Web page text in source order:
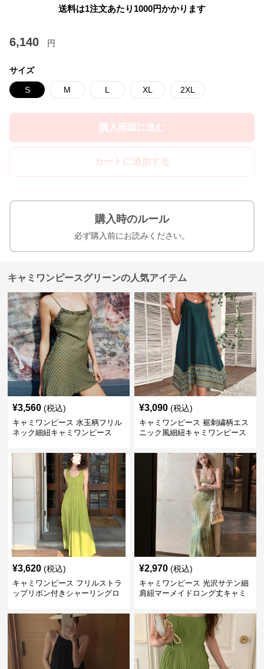
送料は1注文あたり 1000円かかります
6,140 円
サイズ
S M L XL 2XL
購入画面に進む
カートに追加する
購入時のルール
必ず購入前にお読みください。
キャミワンピースグリーンの人気アイテム
¥3,560 (税込)
キャミワンピース 水玉柄フリル
ネック細紐キャミワンピース
¥3,090 (税込)
キャミワンピース 裾刺繍柄エス
ニック風細紐キャミワンピース
¥3,620 (税込)
キャミワンピース フリルストラ
ップリボン付きシャーリングロ
ン
¥2,970 (税込)
キャミワンピース 光沢サテン細
肩紐マーメイドロング丈キャミ